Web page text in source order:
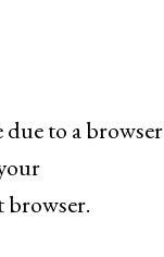
to a browser
browser.